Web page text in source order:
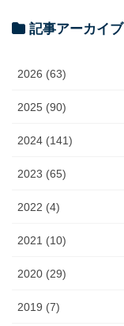
記事アーカイブ
2026 (63)
2025 (90)
2024 (141)
2023 (65)
2022 (4)
2021 (10)
2020 (29)
2019 (7)